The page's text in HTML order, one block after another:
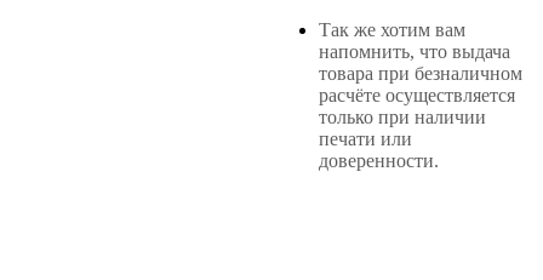
Так же хотим вам
напомнить, что выдача
товара при безналичном
расчёте осуществляется
только при наличии
печати или
доверенности.